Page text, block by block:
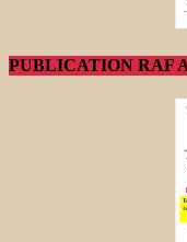
PUBLICATION RAF